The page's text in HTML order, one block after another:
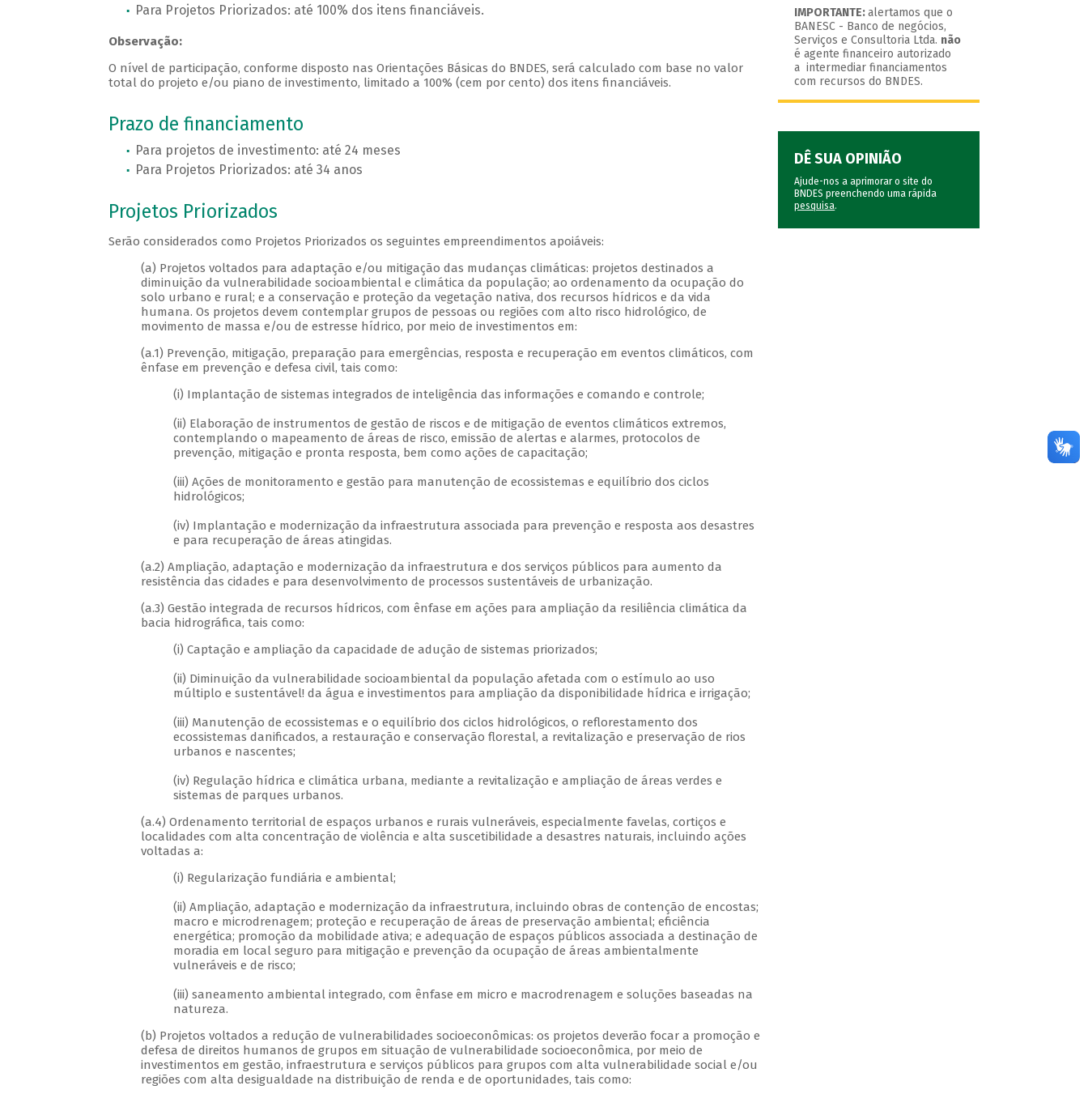
Para Projetos Priorizados: até 100% dos itens financiáveis.
Observação:
O nível de participação, conforme disposto nas Orientações Básicas do BNDES, será calculado com base no valor
total do projeto e/ou piano de investimento, limitado a 100% (cem por cento) dos itens financiáveis.
Prazo de financiamento
Para projetos de investimento: até 24 meses
Para Projetos Priorizados: até 34 anos
Projetos Priorizados
Serão considerados como Projetos Priorizados os seguintes empreendimentos apoiáveis:
(a) Projetos voltados para adaptação e/ou mitigação das mudanças climáticas: projetos destinados a
diminuição da vulnerabilidade socioambiental e climática da população; ao ordenamento da ocupação do
solo urbano e rural; e a conservação e proteção da vegetação nativa, dos recursos hídricos e da vida
humana. Os projetos devem contemplar grupos de pessoas ou regiões com alto risco hidrológico, de
movimento de massa e/ou de estresse hídrico, por meio de investimentos em:
(a.1) Prevenção, mitigação, preparação para emergências, resposta e recuperação em eventos climáticos, com
ênfase em prevenção e defesa civil, tais como:
(i) Implantação de sistemas integrados de inteligência das informações e comando e controle;
(ii) Elaboração de instrumentos de gestão de riscos e de mitigação de eventos climáticos extremos,
contemplando o mapeamento de áreas de risco, emissão de alertas e alarmes, protocolos de
prevenção, mitigação e pronta resposta, bem como ações de capacitação;
(iii) Ações de monitoramento e gestão para manutenção de ecossistemas e equilíbrio dos ciclos
hidrológicos;
(iv) Implantação e modernização da infraestrutura associada para prevenção e resposta aos desastres
e para recuperação de áreas atingidas.
(a.2) Ampliação, adaptação e modernização da infraestrutura e dos serviços públicos para aumento da
resistência das cidades e para desenvolvimento de processos sustentáveis de urbanização.
(a.3) Gestão integrada de recursos hídricos, com ênfase em ações para ampliação da resiliência climática da
bacia hidrográfica, tais como:
(i) Captação e ampliação da capacidade de adução de sistemas priorizados;
(ii) Diminuição da vulnerabilidade socioambiental da população afetada com o estímulo ao uso
múltiplo e sustentável! da água e investimentos para ampliação da disponibilidade hídrica e irrigação;
(iii) Manutenção de ecossistemas e o equilíbrio dos ciclos hidrológicos, o reflorestamento dos
ecossistemas danificados, a restauração e conservação florestal, a revitalização e preservação de rios
urbanos e nascentes;
(iv) Regulação hídrica e climática urbana, mediante a revitalização e ampliação de áreas verdes e
sistemas de parques urbanos.
(a.4) Ordenamento territorial de espaços urbanos e rurais vulneráveis, especialmente favelas, cortiços e
localidades com alta concentração de violência e alta suscetibilidade a desastres naturais, incluindo ações
voltadas a:
(i) Regularização fundiária e ambiental;
(ii) Ampliação, adaptação e modernização da infraestrutura, incluindo obras de contenção de encostas;
macro e microdrenagem; proteção e recuperação de áreas de preservação ambiental; eficiência
energética; promoção da mobilidade ativa; e adequação de espaços públicos associada a destinação de
moradia em local seguro para mitigação e prevenção da ocupação de áreas ambientalmente
vulneráveis e de risco;
(iii) saneamento ambiental integrado, com ênfase em micro e macrodrenagem e soluções baseadas na
natureza.
(b) Projetos voltados a redução de vulnerabilidades socioeconômicas: os projetos deverão focar a promoção e
defesa de direitos humanos de grupos em situação de vulnerabilidade socioeconômica, por meio de
investimentos em gestão, infraestrutura e serviços públicos para grupos com alta vulnerabilidade social e/ou
regiões com alta desigualdade na distribuição de renda e de oportunidades, tais como:
IMPORTANTE:alertamos que o
BANESC - Banco de negócios,
Serviços e Consultoria Ltda. não
é agente financeiro autorizado
a intermediar financiamentos
com recursos do BNDES.
DÊ SUA OPINIÃO
Ajude-nos a aprimorar o site do
BNDES preenchendo uma rápida
pesquisa.